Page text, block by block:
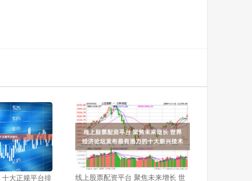
大正规平台排 线上股票配资平台 聚焦未来增长 世